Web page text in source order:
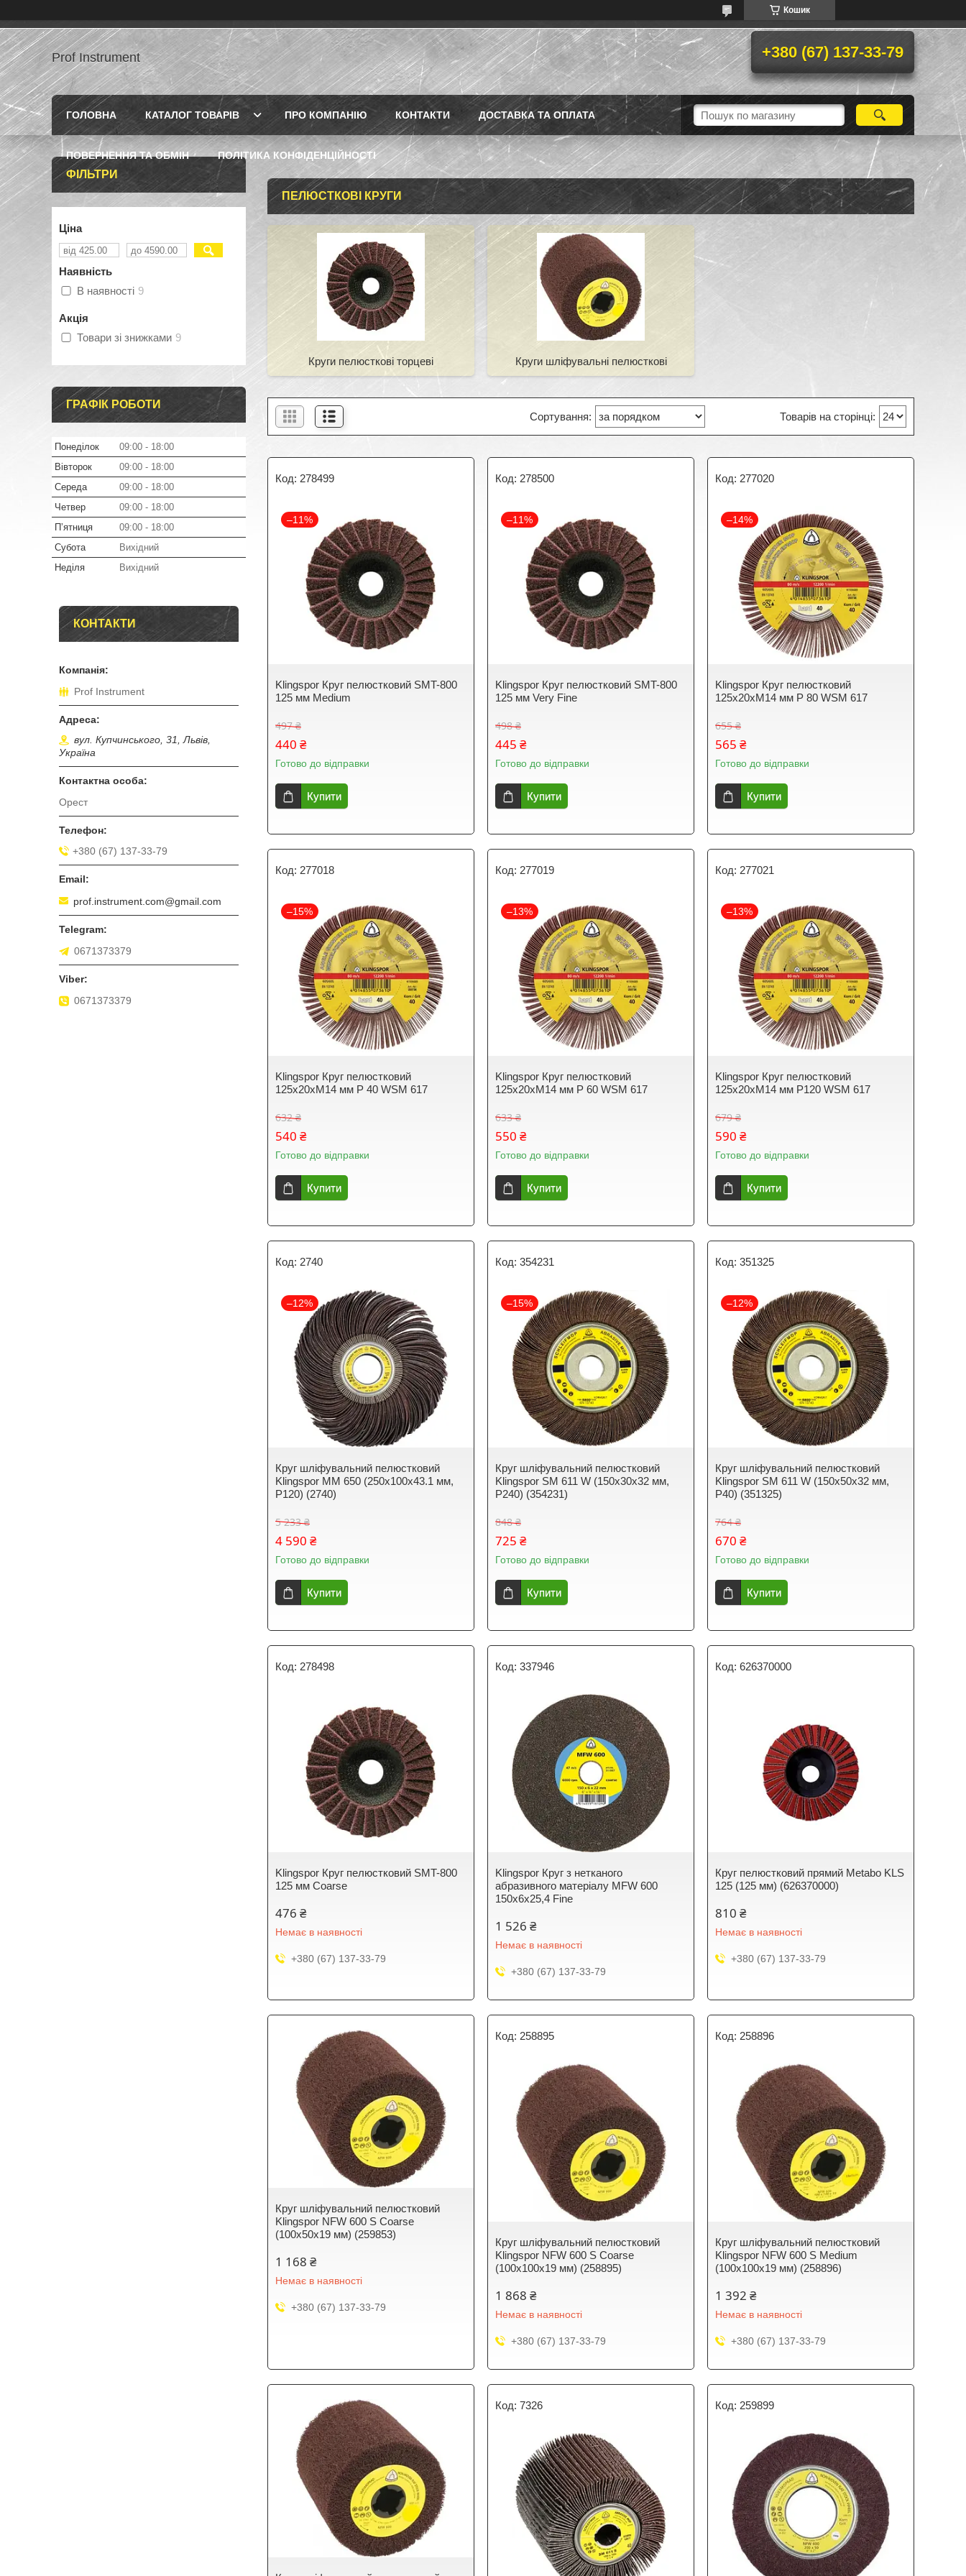
Кошик
Prof Instrument +380 (67) 137-33-79
ГОЛОВНА КАТАЛОГ ТОВАРІВ ПРО КОМПАНІЮ КОНТАКТИ ДОСТАВКА ТА ОПЛАТА
ПОВЕРНЕННЯ ТА ОБМІН ПОЛІТИКА КОНФІДЕНЦІЙНОСТІ
ПЕЛЮСТКОВІ КРУГИ
Круги пелюсткові торцеві Круги шліфувальні пелюсткові
278499
–11%
Klingspor Круг пелюстковий SMT-800
125 мм Medium
497 ₴
440 ₴
Готово до відправки
Купити
278500
–11%
Klingspor Круг пелюстковий SMT-800
125 мм Very Fine
498 ₴
445 ₴
Готово до відправки
Купити
277020
–14%
Klingspor Круг пелюстковий
125x20xM14 мм P 80 WSM 617
655 ₴
565 ₴
Готово до відправки
Купити
277018
–15%
Klingspor Круг пелюстковий
125x20xM14 мм P 40 WSM 617
632 ₴
540 ₴
Готово до відправки
Купити
277019
–13%
Klingspor Круг пелюстковий
125x20xM14 мм P 60 WSM 617
633 ₴
550 ₴
Готово до відправки
Купити
277021
–13%
Klingspor Круг пелюстковий
125x20xM14 мм P120 WSM 617
679 ₴
590 ₴
Готово до відправки
Купити
2740
–12%
Круг шліфувальний пелюстковий
Klingspor MM 650 (250х100х43.1 мм,
P120) (2740)
5 233 ₴
4 590 ₴
Готово до відправки
Купити
354231
–15%
Круг шліфувальний пелюстковий
Klingspor SM 611 W (150х30х32 мм,
P240) (354231)
848 ₴
725 ₴
Готово до відправки
Купити
351325
–12%
Круг шліфувальний пелюстковий
Klingspor SM 611 W (150х50x32 мм,
P40) (351325)
764 ₴
670 ₴
Готово до відправки
Купити
278498
Klingspor Круг пелюстковий SMT-800
125 мм Coarse
476 ₴
Немає в наявності
+380 (67) 137-33-79
337946
Klingspor Круг з нетканого
абразивного матеріалу MFW 600
150x6x25,4 Fine
1 526 ₴
Немає в наявності
+380 (67) 137-33-79
626370000
Круг пелюстковий прямий Metabo KLS
125 (125 мм) (626370000)
810 ₴
Немає в наявності
+380 (67) 137-33-79
Круг шліфувальний пелюстковий
Klingspor NFW 600 S Coarse
(100х50х19 мм) (259853)
1 168 ₴
Немає в наявності
+380 (67) 137-33-79
258895
Круг шліфувальний пелюстковий
Klingspor NFW 600 S Coarse
(100х100х19 мм) (258895)
1 868 ₴
Немає в наявності
+380 (67) 137-33-79
258896
Круг шліфувальний пелюстковий
Klingspor NFW 600 S Medium
(100х100х19 мм) (258896)
1 392 ₴
Немає в наявності
+380 (67) 137-33-79
7326 259899
ФІЛЬТРИ
Ціна
Наявність
В наявності 9
Акція
Товари зі знижками 9
ГРАФІК РОБОТИ
Понеділок 09:00
18:00
Вівторок
09:00
18:00
Середа
09:00
18:00
Четвер
09:00
18:00
Пʼятниця
09:00
18:00
Субота
Вихідний
Неділя
Вихідний
КОНТАКТИ
Prof Instrument
вул. Купчинського, 31, Львів,
Україна
Орест
+380 (67) 137-33-79
prof.instrument.com@gmail.com
0671373379
0671373379